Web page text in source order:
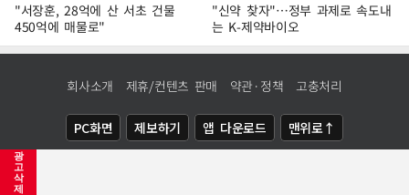
광
고
삭
제
"서장훈, 28억에 산 서초 건물
450억에 매물로"
"신약 찾자"…정부 과제로 속도내
는 K-제약바이오
회사소개 제휴/컨텐츠 판매 약관·정책 고충처리
PC화면 제보하기 앱 다운로드 맨위로↑